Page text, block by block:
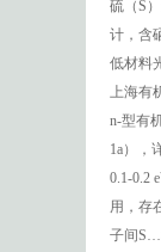
硫（S
计，含
低材料
上海有
n-型有
1a），
0.1-0.2
用，存
子间